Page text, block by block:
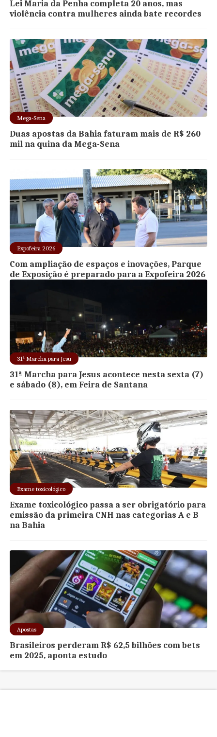
Lei Maria da Penha completa 20 anos, mas
violência contra mulheres ainda bate recordes
Mega-Sena
Duas apostas da Bahia faturam mais de R$ 260
mil na quina da Mega-Sena
Expofeira 2026
Com ampliação de espaços e inovações, Parque
de Exposição é preparado para a Expofeira 2026
31ª Marcha para Jesu
31ª Marcha para Jesus acontece nesta sexta (7)
e sábado (8), em Feira de Santana
Exame toxicológico
Exame toxicológico passa a ser obrigatório para
emissão da primeira CNH nas categorias A e B
na Bahia
Apostas
Brasileiros perderam R$ 62,5 bilhões com bets
em 2025, aponta estudo